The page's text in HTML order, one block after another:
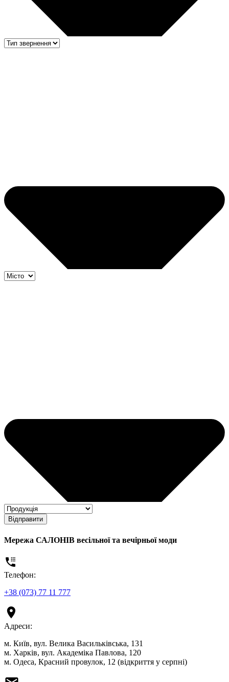
Відправити
Мережа САЛОНІВ весільної та вечірньої моди
Телефон:
+38 (073) 77 11 777
Адреси:
м. Київ, вул. Велика Васильківська, 131
м. Харків, вул. Академіка Павлова, 120
м. Одеса, Красний провулок, 12 (відкриття у серпні)